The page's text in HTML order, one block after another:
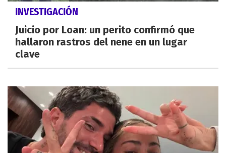
INVESTIGACIÓN
Juicio por Loan: un perito confirmó que
hallaron rastros del nene en un lugar
clave